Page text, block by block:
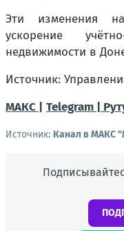
Эти изменения
ускорение
недвижимости в
Источник:
МАКС | Telegram |
Источник: Канал в МАКС